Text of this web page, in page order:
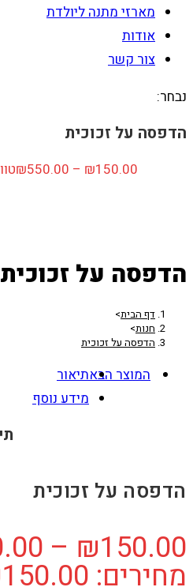
מארזי מתנה ליולדת
אודות
צור קשר
נבחר:
הדפסה על זכוכית
₪150.00
–
₪550.00
הדפסה על זכוכית
דף הבית>
חנות>
הדפסה על זכוכית
המוצר הבא
הדפסה על זכוכית
₪150.00
–
תיאור
מידע נוסף